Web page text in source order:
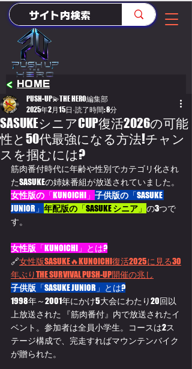
HOME
<
SASUKEシニアCUP復活2026の可能
性と50代最強になる方法!チャン
スを掴むには?
PUSH-UP💫THE HERO編集部
2025年2月15日 読了時間: 8分
筋肉番付時代に年齢や性別でカテゴリ化され
たSASUKEの姉妹番組が放送されていました。
女性版の 「KUNOICHI」 子供版の 「SASUKE
JUNIOR」 年配版の 「SASUKE シニア 」 の3つで
す。
女性版 「KUNOICHI」とは?
🔗女性版SASUKE🔥KUNOICHI復活2025に見る30
年ぶりTHE SURVIVAL PUSH-UP開催の兆し
子供版 「SASUKE JUNIOR」とは?
1998年～2001年にかけ5大会にわたり20回以
上放送された 『筋肉番付』内で放送されたイ
ベント。参加者は全員小学生。コースは2ス
テージ構成で、完走すればマウンテンバイク
が贈られた。